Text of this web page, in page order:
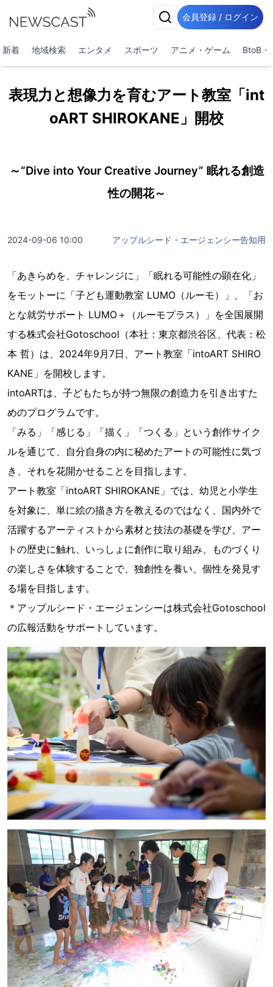
会員登録 / ログイン
新着 地域検索 エンタメ スポーツ アニメ・ゲーム BtoB・
表現力と想像力を育むアート教室「int
oART SHIROKANE」開校
～“Dive into Your Creative Journey” 眠れる創造
性の開花～
2024-09-06 10:00 アップルシード・エージェンシー告知用
「あきらめを、チャレンジに」「眠れる可能性の顕在化」
をモットーに「子ども運動教室 LUMO（ルーモ）」、「お
とな就労サポート LUMO＋（ルーモプラス）」を全国展開
する株式会社Gotoschool（本社：東京都渋谷区、代表：松
本 哲）は、2024年9月7日、アート教室「intoART SHIRO
KANE」を開校します。
intoARTは、子どもたちが持つ無限の創造力を引き出すた
めのプログラムです。
「みる」「感じる」「描く」「つくる」という創作サイク
ルを通じて、自分自身の内に秘めたアートの可能性に気づ
き、それを花開かせることを目指します。
アート教室「intoART SHIROKANE」では、幼児と小学生
を対象に、単に絵の描き方を教えるのではなく、国内外で
活躍するアーティストから素材と技法の基礎を学び、アー
トの歴史に触れ、いっしょに創作に取り組み、ものづくり
の楽しさを体験することで、独創性を養い、個性を発見す
る場を目指します。
＊アップルシード・エージェンシーは株式会社Gotoschool
の広報活動をサポートしています。